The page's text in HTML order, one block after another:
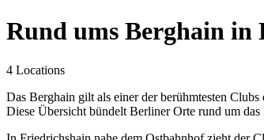
Rund ums Berghain in
4 Locations
Das Berghain gilt als einer der berühmtesten
Diese Übersicht bündelt Berliner Orte rund um das